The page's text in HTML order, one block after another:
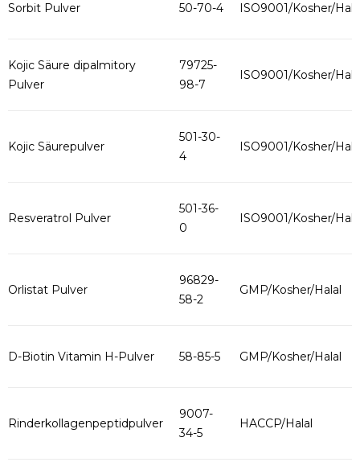
Sorbit Pulver 50-70-4 ISO9001/Kosher/
Kojic Säure dipalmitory
Pulver
79725-
98-7
ISO9001/Kosher/
Kojic Säurepulver
501-30-
4
ISO9001/Kosher/
Resveratrol Pulver
501-36-
0
ISO9001/Kosher/
Orlistat Pulver
96829-
58-2
GMP/Kosher/Halal
D-Biotin Vitamin H-Pulver 58-85-5 GMP/Kosher/Halal
Rinderkollagenpeptidpulver
9007-
34-5
HACCP/Halal